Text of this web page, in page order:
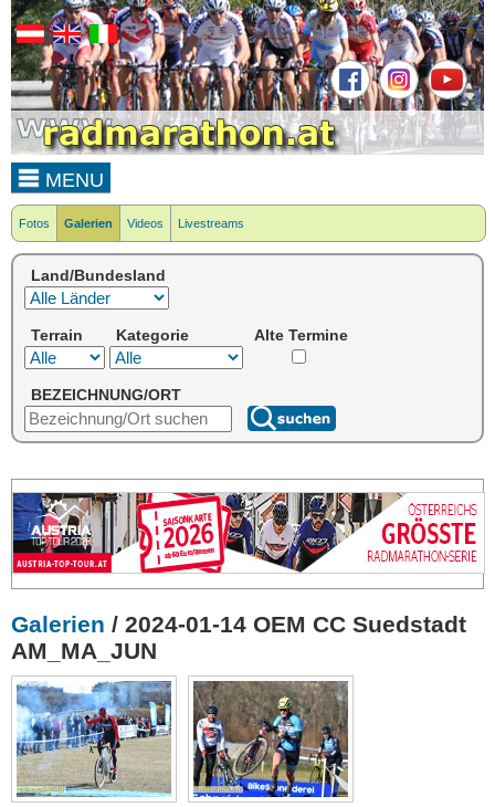
MENU
Fotos Galerien Videos Livestreams
Land/Bundesland
Terrain Kategorie Alte Termine
BEZEICHNUNG/ORT
Galerien / 2024-01-14 OEM CC Suedstadt
AM_MA_JUN